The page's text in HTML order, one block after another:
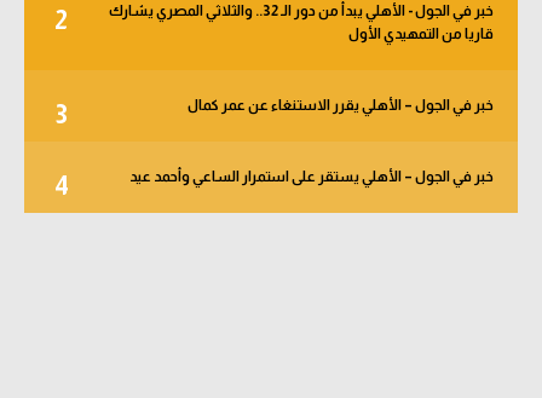
2
خبر في الجول - الأهلي يبدأ من دور الـ 32.. والثلاثي المصري يشارك
قاريا من التمهيدي الأول
3 خبر في الجول – الأهلي يقرر الاستنغاء عن عمر كمال
4 خبر في الجول – الأهلي يستقر على استمرار الساعي وأحمد عيد